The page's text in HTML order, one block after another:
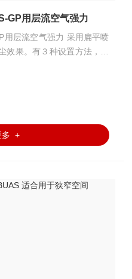
GP用层流空气强力
用层流空气强力 采用扁平喷
效果。有３种设置方法，可
多 +